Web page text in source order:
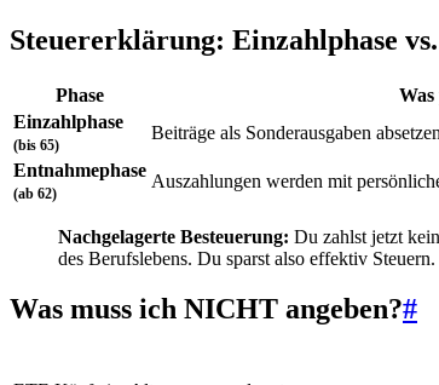
Steuererklärung: Einzahlphase
Phase Was
Einzahlphase
(bis 65)
Beiträge als Sonderausgaben
Entnahmephase
(ab 62)
Auszahlungen werden mit
Nachgelagerte Besteuerung: Du zahlst jetzt
des Berufslebens. Du sparst also effektiv Steuern.
Was muss ich NICHT angeben?#